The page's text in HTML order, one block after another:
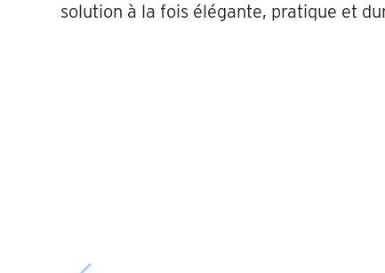
solution à la fois élégante, pratique et